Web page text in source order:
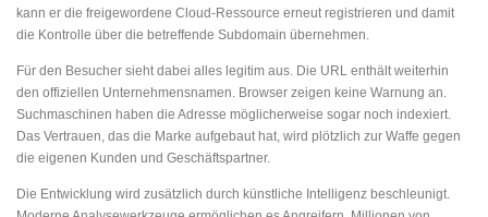
kann er die freigewordene Cloud-Ressource erneut registrieren und damit
die Kontrolle über die betreffende Subdomain übernehmen.
Für den Besucher sieht dabei alles legitim aus. Die URL enthält weiterhin
den offiziellen Unternehmensnamen. Browser zeigen keine Warnung an.
Suchmaschinen haben die Adresse möglicherweise sogar noch indexiert.
Das Vertrauen, das die Marke aufgebaut hat, wird plötzlich zur Waffe gegen
die eigenen Kunden und Geschäftspartner.
Die Entwicklung wird zusätzlich durch künstliche Intelligenz beschleunigt.